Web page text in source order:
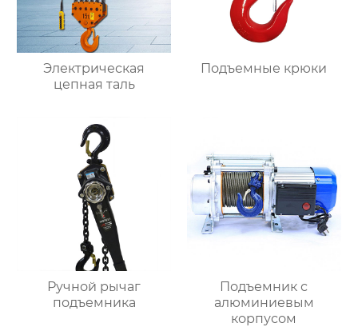
Электрическая
цепная таль
Подъемные крюки
Ручной рычаг
подъемника
Подъемник с
алюминиевым
корпусом